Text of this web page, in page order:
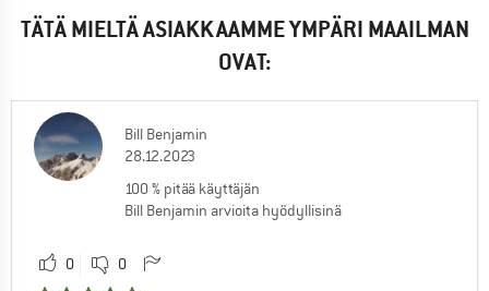
TÄTÄ MIELTÄ ASIAKKAAMME YMPÄRI MAAILMAN
OVAT:
Bill Benjamin
28.12.2023
100 % pitää käyttäjän
Bill Benjamin arvioita hyödyllisinä
0 0